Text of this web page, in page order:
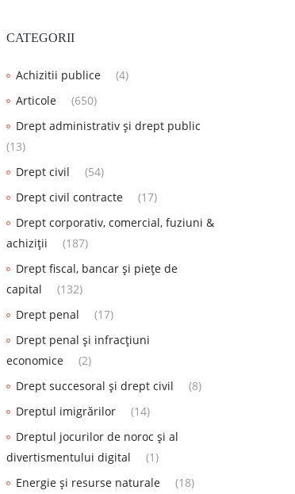
CATEGORII
Achizitii publice
(4)
Articole
(650)
Drept administrativ și drept public
(13)
Drept civil
(54)
Drept civil contracte
(17)
Drept corporativ, comercial, fuziuni &
achiziții
(187)
Drept fiscal, bancar și piețe de
capital
(132)
Drept penal
(17)
Drept penal și infracțiuni
economice
(2)
Drept succesoral și drept civil
(8)
Dreptul imigrărilor
(14)
Dreptul jocurilor de noroc și al
divertismentului digital
(1)
Energie și resurse naturale
(18)